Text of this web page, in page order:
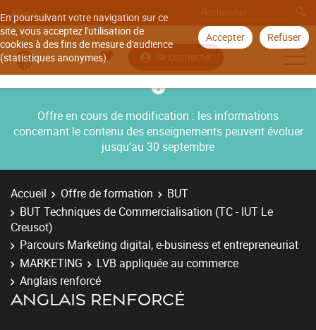
En poursuivant votre navigation sur ce
site, vous acceptez l'utilisation de
cookies à des fins de mesure d'audience
(statistiques anonymes).
Accepter Refuser
Aller à
Se connecter
Offre en cours de modification : les informations
concernant le contenu des enseignements peuvent évoluer
jusqu’au 30 septembre
Accueil Offre de formation
BUT
BUT Techniques de Commercialisation (TC - IUT Le
Creusot)
Parcours Marketing digital, e-business et entrepreneuriat
MARKETING
LVB appliquée au commerce
Anglais renforcé
ANGLAIS RENFORCÉ